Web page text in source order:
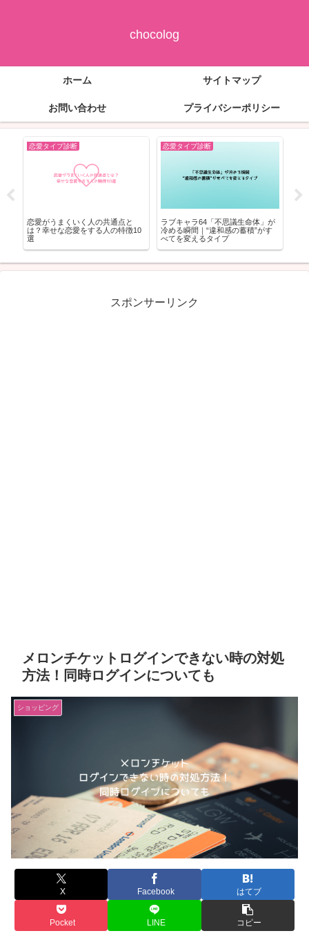
chocolog
ホーム サイトマップ
お問い合わせ プライバシーポリシー
恋愛タイプ診断
恋愛がうまくいく人の共通点と
は？幸せな恋愛をする人の特徴10
選
恋愛タイプ診断
ラブキャラ64「不思議生命体」が
冷める瞬間｜“違和感の蓄積”がす
べてを変えるタイプ
スポンサーリンク
メロンチケットログインできない時の対処
方法！同時ログインについても
ショッピング
X Facebook はてブ
Pocket LINE コピー